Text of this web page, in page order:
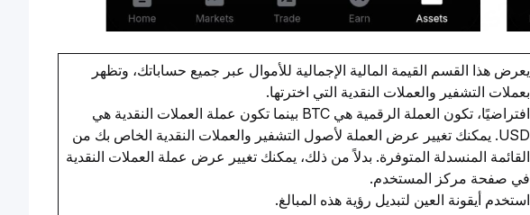
يعرض هذا القسم القيمة المالية الإجمالية للأموال عبر جميع حساباتك، وتظهر
بعملات التشفير والعملات النقدية التي اخترتها.
افتراضيًا، تكون العملة الرقمية هي BTC بينما تكون عملة العملات النقدية هي
USD. يمكنك تغيير عرض العملة لأصول التشفير والعملات النقدية الخاص بك من
القائمة المنسدلة المتوفرة. بدلاً من ذلك، يمكنك تغيير عرض عملة العملات النقدية
في صفحة مركز المستخدم.
استخدم أيقونة العين لتبديل رؤية هذه المبالغ.